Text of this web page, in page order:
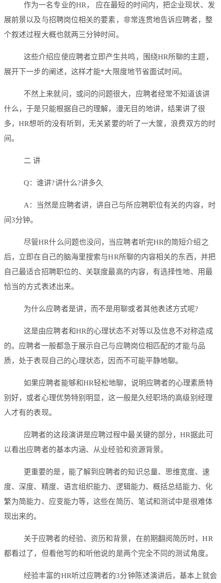
作为一名专业的HR， 应在最短的时间内，把企业现状、发
展前景以及与招聘岗位相关的要素，非常连贯地告诉应聘者，整
个叙述过程大概也就两三分钟时间。
这些介绍应使应聘者立即产生共鸣，围绕HR所聊的主题，
展开下一步的阐述，这样才能*大限度地节省面试时间。
不然上来就问，或问的问题很大，应聘者经常不知道该讲
什么，于是只能根据自己的理解，漫无目的地讲，结果讲了很
多，HR想听的没有听到，无关紧要的听了一大筐，浪费双方的时
间。
二 讲
Q：谁讲?讲什么?讲多久
A：当然是应聘者讲，讲自己与所应聘职位有关的内容，时
间3分钟。
尽管HR什么问题也没问，当应聘者听完HR的简短介绍之
后，立即在自己的脑海里搜索与HR所聊的内容相关的东西，并把
自己最适合招聘职位的、关联度最高的内容，有选择性地、用最
恰当的方式表述出来。
为什么应聘者是讲，而不是用聊或者其他表述方式呢?
这是由应聘者和HR的心理状态不对等以及信息不对称造成
的。应聘者一般都急于展示自己与应聘岗位相匹配的才能与品
质，处于表现自己的心理状态，因而不可能平静地聊。
如果应聘者能够和HR轻松地聊，说明应聘者的心理素质特
别好，或者心理优势特别明显，这一般是久经职场的高级别经理
人才有的表现。
应聘者的这段演讲是应聘过程中最关键的部分，HR据此可
以看出应聘者的基本内涵、从业经验和资源背景。
更重要的是，能了解到应聘者的知识总量、思维宽度、速
度、深度、精度、语言组织能力、逻辑能力、概括总结能力、化
繁为简能力、应变能力等，这些在简历、笔试和测试中是很难体
现出来的。
关于应聘者的经验、资历和背景，在前期翻阅简历时，HR
都看过了，但看他写的和听他说的是两个完全不同的测试角度。
经验丰富的HR听过应聘者的3分钟陈述演讲后，基本上就会